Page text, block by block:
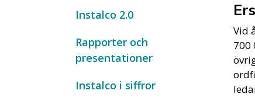
Instalco 2.0
Rapporter och
presentationer
Instalco i siffror
Vid
700